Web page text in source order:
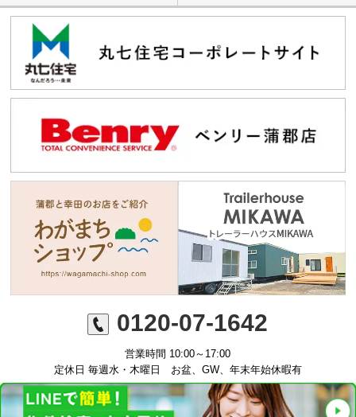
0120-07-1642
営業時間 10:00～17:00
定休日 毎週水・木曜日 お盆、GW、年末年始休暇有